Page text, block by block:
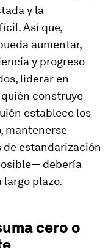
y la
Así que,
aumentar,
y progreso
liderar en
construye
establece los
mantenerse
de estandarización
debería
plazo.
cero o